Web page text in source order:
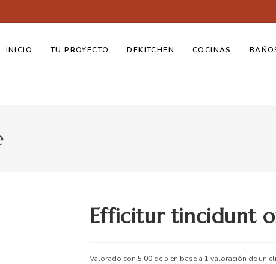
INICIO TU PROYECTO DEKITCHEN COCINAS
Efficitur tincidunt
Valorado con 5.00de 5 en base a 1 valoración de un